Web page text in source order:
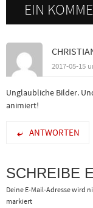
EIN
2017-05-15
Unglaubliche Bilder.
animiert!
ANTWORTEN
SCHREIBE
Deine E-Mail-Adresse wird
markiert